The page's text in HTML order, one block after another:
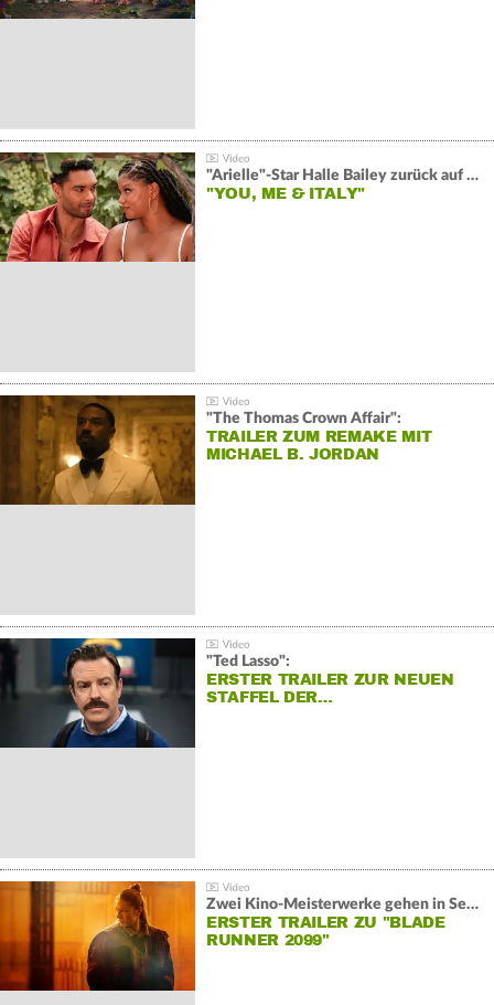
"Arielle"-Star Halle Bailey zurück auf der Leinwand:
"YOU, ME & ITALY"
"The Thomas Crown Affair":
TRAILER ZUM REMAKE MIT
MICHAEL B. JORDAN
"Ted Lasso":
ERSTER TRAILER ZUR NEUEN
STAFFEL DER…
Zwei Kino-Meisterwerke gehen in Serie:
ERSTER TRAILER ZU "BLADE
RUNNER 2099"